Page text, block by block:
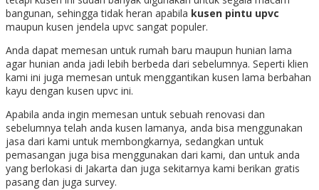
bangunan, sehingga tidak heran apabila kusen pintu upvc
maupun kusen jendela upvc sangat populer.
Anda dapat memesan untuk rumah baru maupun hunian lama
agar hunian anda jadi lebih berbeda dari sebelumnya. Seperti klien
kami ini juga memesan untuk menggantikan kusen lama berbahan
kayu dengan kusen upvc ini.
Apabila anda ingin memesan untuk sebuah renovasi dan
sebelumnya telah anda kusen lamanya, anda bisa menggunakan
jasa dari kami untuk membongkarnya, sedangkan untuk
pemasangan juga bisa menggunakan dari kami, dan untuk anda
yang berlokasi di Jakarta dan juga sekitarnya kami berikan gratis
pasang dan juga survey.